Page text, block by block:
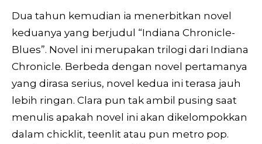
Dua tahun kemudian ia menerbitkan novel
keduanya yang berjudul “Indiana Chronicle-
Blues”. Novel ini merupakan trilogi dari Indiana
Chronicle. Berbeda dengan novel pertamanya
yang dirasa serius, novel kedua ini terasa jauh
lebih ringan. Clara pun tak ambil pusing saat
menulis apakah novel ini akan dikelompokkan
dalam chicklit, teenlit atau pun metro pop.